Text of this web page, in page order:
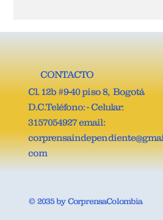
SECRETARIO
QUINTA DE LA
REPRESENTANTES.
CONTACTO
Cl. 12b #9-40 piso 8, Bogotá
D.C.Teléfono: - Celular:
3157054927 email:
com
© 2035 by CorprensaColombia